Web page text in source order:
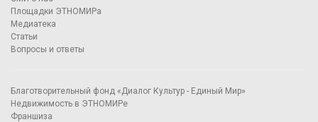
Площадки ЭТНОМИРа
Медиатека
Статьи
Вопросы и ответы
Благотворительный фонд «Диалог Культур - Единый Мир»
Недвижимость в ЭТНОМИРе
Франшиза